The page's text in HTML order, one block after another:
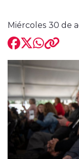
Miércoles 30 de